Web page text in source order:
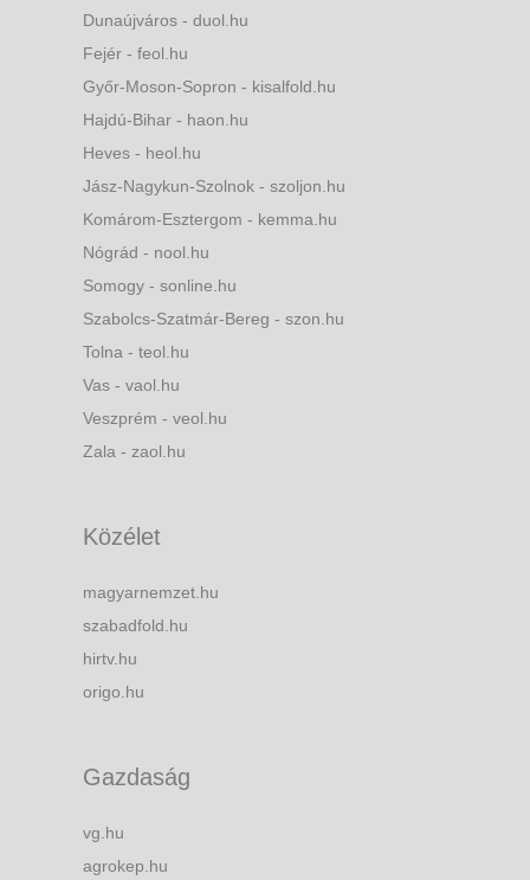
Dunaújváros - duol.hu
Fejér - feol.hu
Győr-Moson-Sopron - kisalfold.hu
Hajdú-Bihar - haon.hu
Heves - heol.hu
Jász-Nagykun-Szolnok - szoljon.hu
Komárom-Esztergom - kemma.hu
Nógrád - nool.hu
Somogy - sonline.hu
Szabolcs-Szatmár-Bereg - szon.hu
Tolna - teol.hu
Vas - vaol.hu
Veszprém - veol.hu
Zala - zaol.hu
Közélet
magyarnemzet.hu
szabadfold.hu
hirtv.hu
origo.hu
Gazdaság
vg.hu
agrokep.hu